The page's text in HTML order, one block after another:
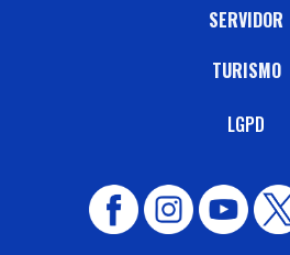
SERVIDOR
TURISMO
LGPD